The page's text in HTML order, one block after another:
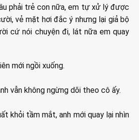
phải trẻ con nữa, em tự xử lý được
vẻ mặt hơi đắc ý nhưng lại giả bộ
cứ nói chuyện đi, lát nữa em quay
mới ngồi xuống.
vẫn không ngừng dõi theo cô ấy.
khỏi tầm mắt, anh mới quay lại nhìn